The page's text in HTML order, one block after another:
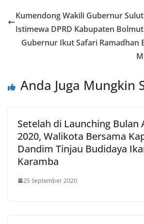
o
o
k
l
Kumendong Wakili Gubernur
Istimewa DPRD Kabupaten Bolmut
Gubernur Ikut Safari Ramadhan
Anda Juga Mungkin
Setelah di Launching Bulan
2020, Walikota Bersama
Dandim Tinjau Budidaya
Karamba
25 September 2020